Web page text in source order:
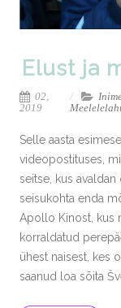
Elust ja
02,
2019
Selle aasta
videopostituses,
seitse, kus avaldan
seisukohta enda
Apollo Kinost, kus
korraldatud
ühest naisest, kes
saanud loa sõita